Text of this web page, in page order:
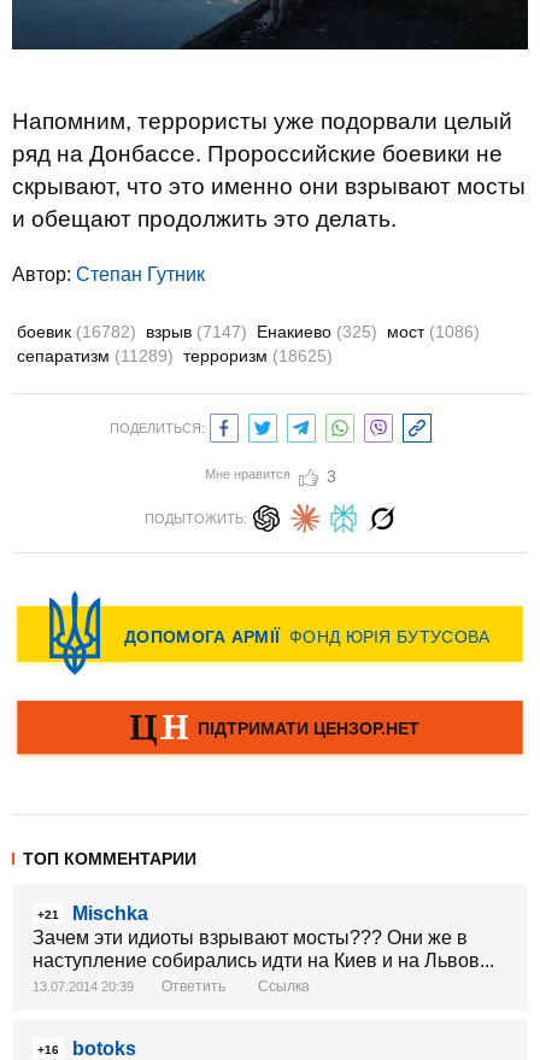
Напомним, террористы уже подорвали целый
ряд на Донбассе. Пророссийские боевики не
скрывают, что это именно они взрывают мосты
и обещают продолжить это делать.
Автор: Степан Гутник
боевик (16782) взрыв (7147) Енакиево (325) мост (1086)
сепаратизм (11289) терроризм (18625)
ПОДЕЛИТЬСЯ:
Мне нравится 3
ПОДЫТОЖИТЬ:
ТОП КОММЕНТАРИИ
+21
Mischka
Зачем эти идиоты взрывают мосты??? Они же в
наступление собирались идти на Киев и на Львов...
13.07.2014 20:39 Ответить Ссылка
+16
botoks